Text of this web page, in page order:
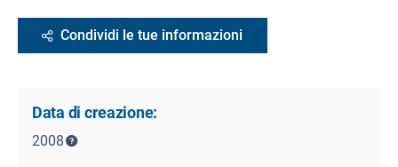
Condividi le tue informazioni
Data di creazione:
2008